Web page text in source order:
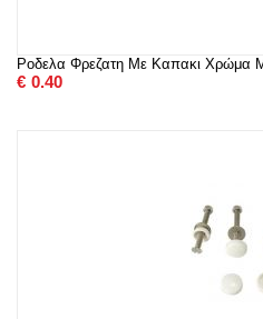
Ροδελα Φρεζατη Με Καπακι Χρώμα
€ 0.40